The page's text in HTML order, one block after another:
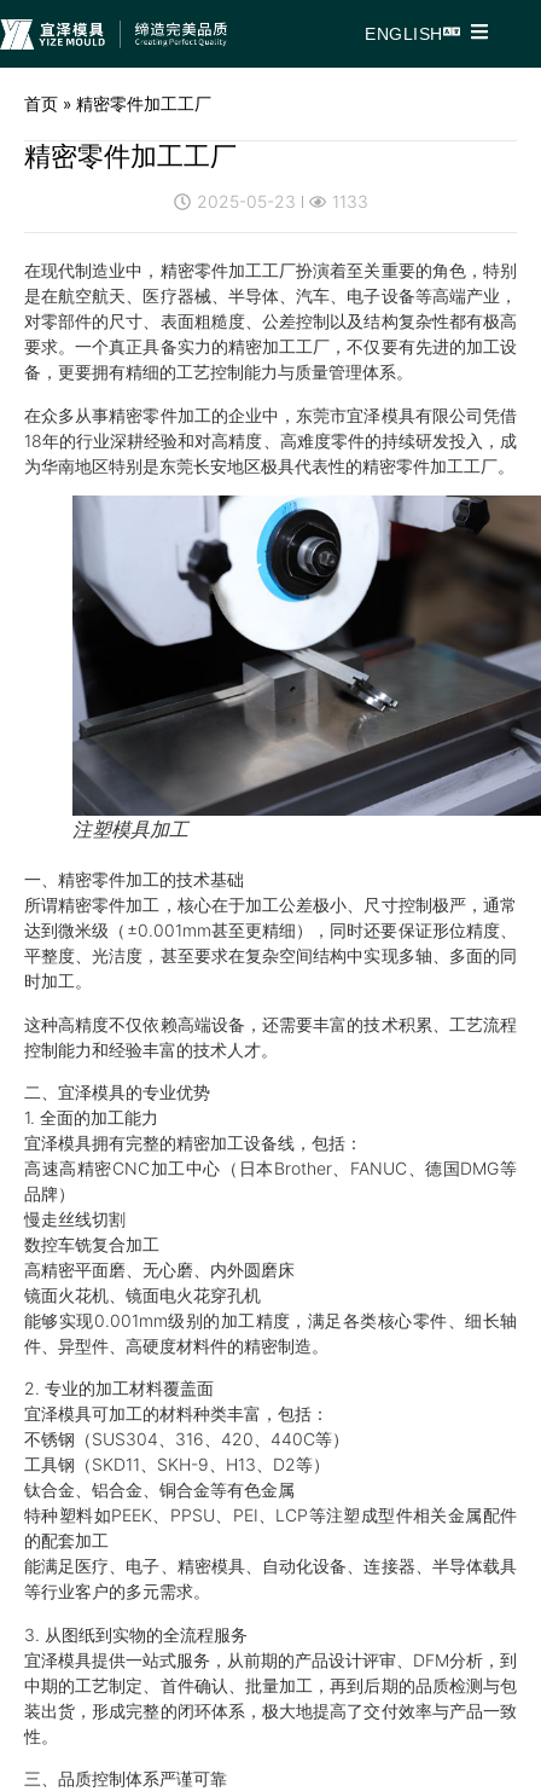
ENGLISH
首页 » 精密零件加工工厂
精密零件加工工厂
2025-05-23 1133
在现代制造业中，精密零件加工工厂扮演着至关重要的角色，特别
是在航空航天、医疗器械、半导体、汽车、电子设备等高端产业，
对零部件的尺寸、表面粗糙度、公差控制以及结构复杂性都有极高
要求。一个真正具备实力的精密加工工厂，不仅要有先进的加工设
备，更要拥有精细的工艺控制能力与质量管理体系。
在众多从事精密零件加工的企业中，东莞市宜泽模具有限公司凭借
18年的行业深耕经验和对高精度、高难度零件的持续研发投入，成
为华南地区特别是东莞长安地区极具代表性的精密零件加工工厂。
注塑模具加工
一、精密零件加工的技术基础
所谓精密零件加工，核心在于加工公差极小、尺寸控制极严，通常
达到微米级（±0.001mm甚至更精细），同时还要保证形位精度、
平整度、光洁度，甚至要求在复杂空间结构中实现多轴、多面的同
时加工。
这种高精度不仅依赖高端设备，还需要丰富的技术积累、工艺流程
控制能力和经验丰富的技术人才。
二、宜泽模具的专业优势
1. 全面的加工能力
宜泽模具拥有完整的精密加工设备线，包括：
高速高精密CNC加工中心（日本Brother、FANUC、德国DMG等
品牌）
慢走丝线切割
数控车铣复合加工
高精密平面磨、无心磨、内外圆磨床
镜面火花机、镜面电火花穿孔机
能够实现0.001mm级别的加工精度，满足各类核心零件、细长轴
件、异型件、高硬度材料件的精密制造。
2. 专业的加工材料覆盖面
宜泽模具可加工的材料种类丰富，包括：
不锈钢（SUS304、316、420、440C等）
工具钢（SKD11、SKH-9、H13、D2等）
钛合金、铝合金、铜合金等有色金属
特种塑料如PEEK、PPSU、PEI、LCP等注塑成型件相关金属配件
的配套加工
能满足医疗、电子、精密模具、自动化设备、连接器、半导体载具
等行业客户的多元需求。
3. 从图纸到实物的全流程服务
宜泽模具提供一站式服务，从前期的产品设计评审、DFM分析，到
中期的工艺制定、首件确认、批量加工，再到后期的品质检测与包
装出货，形成完整的闭环体系，极大地提高了交付效率与产品一致
性。
三、品质控制体系严谨可靠